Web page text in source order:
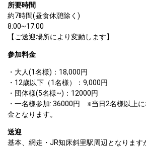
所要時間
約7時間(昼食休憩除く)
8:00~17:00
【ご送迎場所により変動します】
参加料金
大人(1名様)：18,000円
12歳以下（1名様）：9,000円
・団体様(5名様~)：12000円
一名様参加: 36000円　※当日2名様以上
金となります。
送迎
基本、網走・JR知床斜里駅周辺となります